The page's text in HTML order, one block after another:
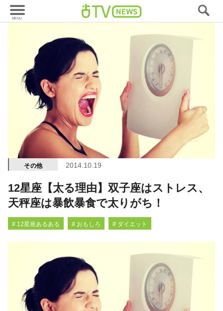
その他 2014.10.19
12星座【太る理由】双子座はストレス、
天秤座は暴飲暴食で太りがち！
# 12星座あるある # おもしろ # ダイエット